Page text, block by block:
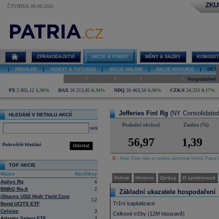
ČTVRTEK 06.08.2026
Jefferies Finl
ZPRAVODAJSTVÍ AKCIE & FONDY MĚNY & SAZBY
PŘEHLED INDEXY A FUTURES AKCIE ONLINE AKCIE HISTORIE
Hospodaření
PX 2 805,12 1,30% DAX 26 213,85 0,34% NDQ 26 463,56 0,38% CZK/€ 24,215 0,17%
HLEDÁNÍ V DETAILU AKCIÍ
select
Odeslat
Pokročilé hledání
TOP AKCIE
Název
Návštěvy
Agilyx Rg
4
BWAQ Rg-A
2
iShares USD High Yield Corp
Bond UCITS ETF
12
Celsius
3
Jefferies Finl Rg (NY
Poslední obchod Změna (%)
56,97 1,39
R - Real-Time data si mohou aktivovat klienti
Online Historie Zprávy O společnosti
Základní ukazatele hospodaření
Tržní kapitalizace
Celkové tržby (12M klouzavě)